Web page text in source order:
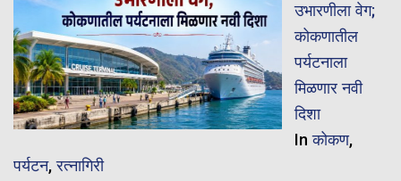
उभारणीला वेग;
कोकणातील
पर्यटनाला
मिळणार नवी
दिशा
Inकोकण,
पर्यटन,रत्नागिरी